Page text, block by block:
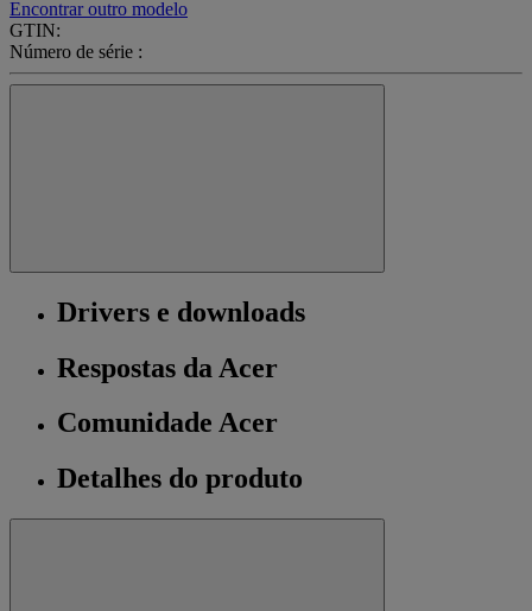
Encontrar outro modelo
GTIN:
Número de série :
Drivers e downloads
Respostas da Acer
Comunidade Acer
Detalhes do produto